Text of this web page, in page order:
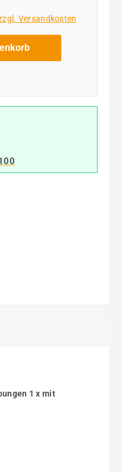
Versandkosten
1 x mit